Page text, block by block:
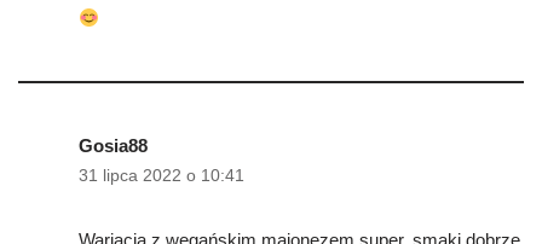
Gosia88
31 lipca 2022 o 10:41
Wariacja z wegańskim majonezem super, smaki dobrze